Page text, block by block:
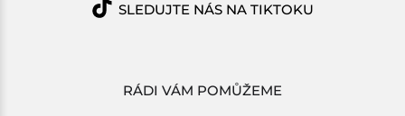
RÁDI VÁM POMŮŽEME
SLEDUJTE NÁS NA TIKTOKU